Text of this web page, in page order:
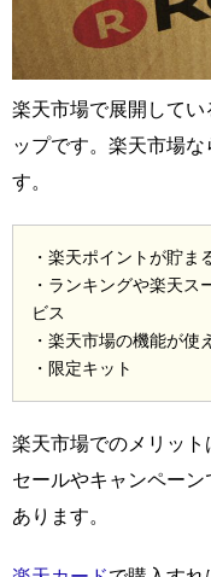
楽天市場で展開して
ップです。楽天市場
す。
・楽天ポイントが貯ま
・ランキングや楽天
ビス
・楽天市場の機能が使
・限定キット
楽天市場でのメリット
セールやキャンペー
あります。